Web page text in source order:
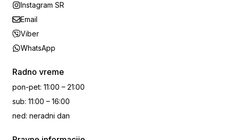
Instagram SR
Email
Viber
WhatsApp
Radno vreme
pon-pet: 11:00 – 21:00
sub: 11:00 – 16:00
ned: neradni dan